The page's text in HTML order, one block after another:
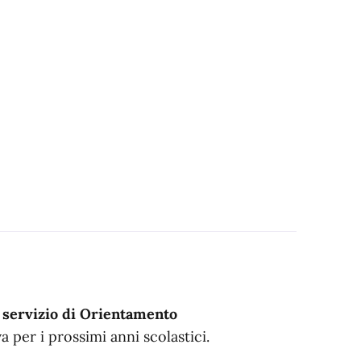
di Orientamento
per i prossimi anni scolastici.